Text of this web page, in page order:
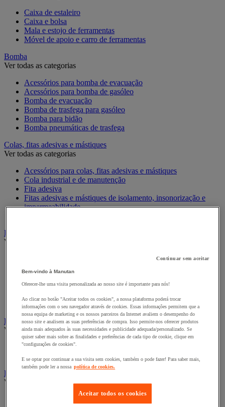
Caixa de estaleiro
Caixa e bolsa
Mala e estojo de ferramentas
Móvel de apoio e carro de ferramentas
Bomba
Ver todas as categorias
Acessórios para bomba de evacuação
Acessórios para bomba de gasóleo
Bomba de evacuação
Bomba de trasfega para gasóleo
Bomba para bidão
Bomba pneumáticas de trasfega
Colas, fitas adesivas e mástiques
Ver todas as categorias
Acessórios para colas, fitas adesivas e mástiques
Cola industrial e de manutenção
Fita adesiva
Fitas adesivas e mástiques de isolamento, insonorização e
impermeabilidade
Eletricidade
Ver todas as categorias
Bateria, carregador e cabo
Equipamento de Quadro Elétrico
Extensão, tira e enrolador
Tomada e interruptor
Ferramentas Elétricas
Ver todas as categorias
Ferramentas elétricas portáteis com fios
Ferramentas elétricas portáteis sem fios
Ferramentas elétricas portáteis - Acessórios
Ver todas as categorias
Continuar sem aceitar
Bem-vindo à Manutan
Oferecer-lhe uma visita personalizada ao nosso site é importante para nós!
Ao clicar no botão "Aceitar todos os cookies", a nossa plataforma poderá trocar
informações com o seu navegador através de cookies. Essas informações permitem que a
nossa equipa de marketing e os nossos parceiros da Internet avaliem o desempenho do
nosso site e analisem as suas preferências de compra. Isso permite-nos oferecer produtos
ainda mais adequados às suas necessidades e publicidade adequada/personalizado. Se
quiser saber mais sobre as finalidades e preferências de cada tipo de cookie, clique em
"configurações de cookies".
E se optar por continuar a sua visita sem cookies, também o pode fazer! Para saber mais,
também pode ler a nossa política de cookies.
Aceitar todos os cookies